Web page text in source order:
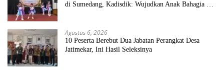
di Sumedang, Kadisdik: Wujudkan Anak Bahagia dan
Agustus 6, 2026
10 Peserta Berebut Dua Jabatan Perangkat Desa
Jatimekar, Ini Hasil Seleksinya